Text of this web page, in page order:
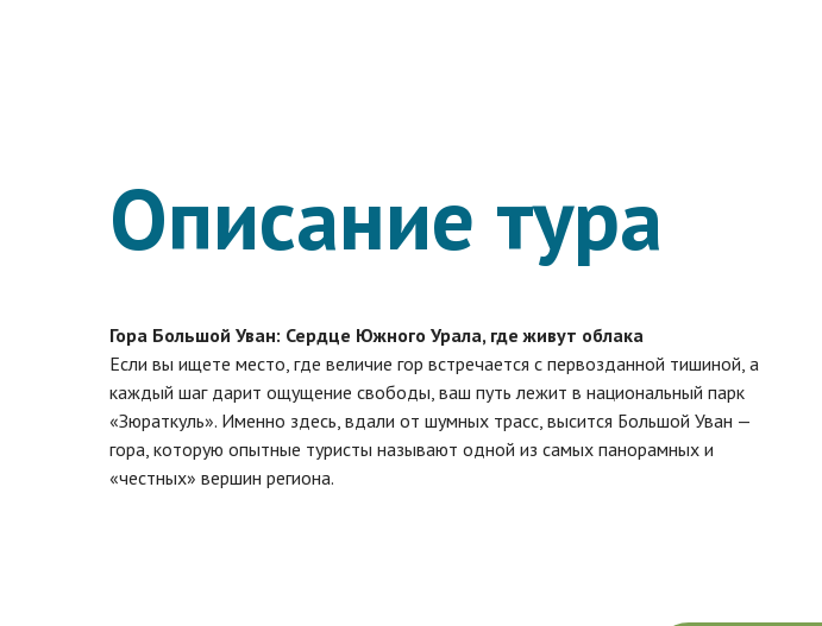
Описание тура
Гора Большой Уван: Сердце Южного Урала, где живут облака
Если вы ищете место, где величие гор встречается с первозданной тишиной, а
каждый шаг дарит ощущение свободы, ваш путь лежит в национальный парк
«Зюраткуль». Именно здесь, вдали от шумных трасс, высится Большой Уван —
гора, которую опытные туристы называют одной из самых панорамных и
«честных» вершин региона.